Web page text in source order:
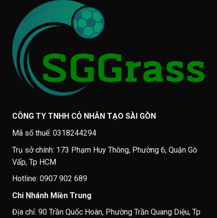
CÔNG TY TNHH CỎ NHÂN TẠO SÀI GÒN
Mã số thuế: 0318244294
Trụ sở chính: 173 Phạm Huy Thông, Phường 6, Quận Gò
Vấp, Tp HCM
Hotline: 0907 902 689
Chi Nhánh Miền Trung
Địa chỉ: 90 Trần Quốc Hoàn, Phường Trần Quang Diệu, Tp